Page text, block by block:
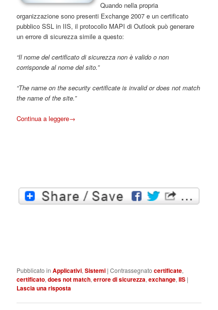
Quando nella propria
organizzazione sono presenti Exchange 2007 e un certificato
pubblico SSL in IIS, il protocollo MAPI di Outlook può generare
un errore di sicurezza simile a questo:
“Il nome del certificato di sicurezza non è valido o non
corrisponde al nome del sito.”
“The name on the security certificate is invalid or does not match
the name of the site.”
Continua a leggere→
Pubblicato in Applicativi,Sistemi |Contrassegnato certificate,
certificato,does not match,errore di sicurezza,exchange,IIS |
Lascia una risposta